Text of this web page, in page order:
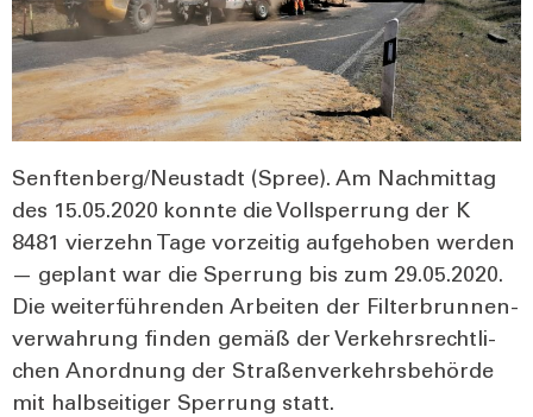
Senftenberg/Neustadt (Spree). Am Nach­mit­tag
des 15.05.2020 konn­te die Voll­sper­rung der K
8481 vier­zehn Tage vor­zei­tig auf­ge­ho­ben wer­den
— geplant war die Sper­rung bis zum 29.05.2020.
Die wei­ter­füh­ren­den Arbei­ten der Fil­ter­brun­nen­
ver­wah­rung fin­den gemäß der Ver­kehrs­recht­li­
chen Anord­nung der Stra­ßen­ver­kehrs­be­hör­de
mit halb­sei­ti­ger Sper­rung statt.